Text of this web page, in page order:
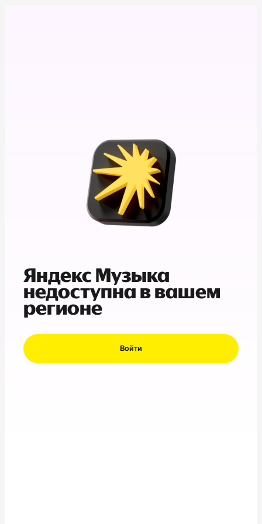
Яндекс Музыка
недоступна в вашем
регионе
Войти